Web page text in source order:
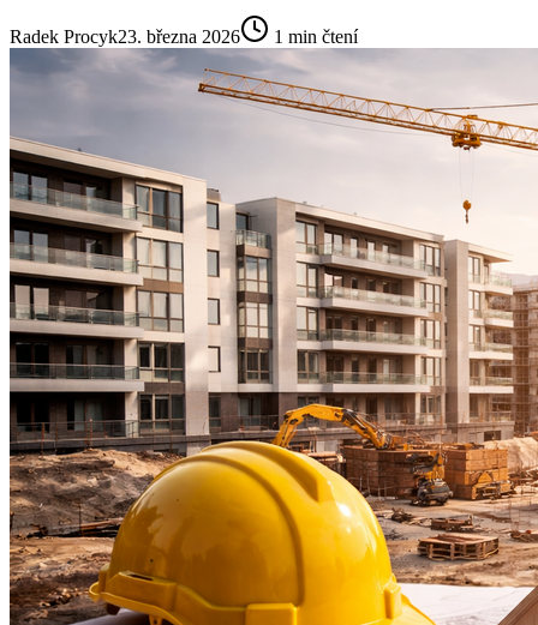
Radek Procyk23. března 2026 1 min čtení